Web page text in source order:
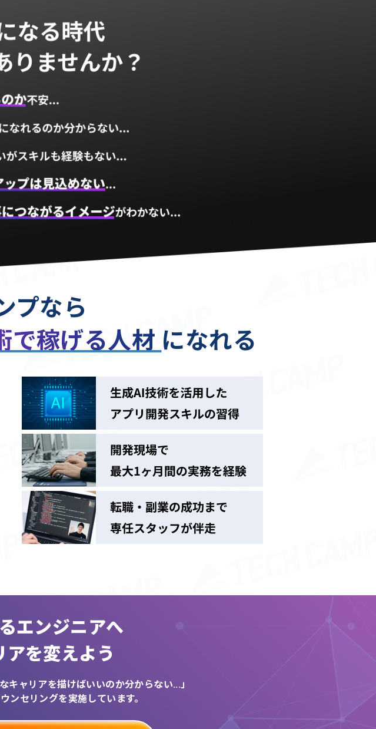
プなら
で稼げる人材 になれる
エンジニアへ
アを変えよう
なキャリアを描けばいいのか分からない...」
ンセリングを実施しています。